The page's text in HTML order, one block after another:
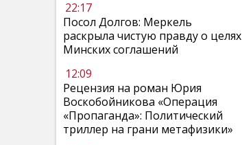
22:17
Посол Долгов: Меркель
раскрыла чистую правду о целях
Минских соглашений
12:09
Рецензия на роман Юрия
Воскобойникова «Операция
«Пропаганда»: Политический
триллер на грани метафизики»